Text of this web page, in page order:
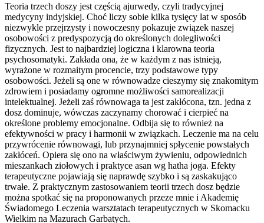
Teoria trzech doszy jest częścią ajurwedy, czyli tradycyjnej
medycyny indyjskiej. Choć liczy sobie kilka tysięcy lat w sposób
niezwykle przejrzysty i nowoczesny pokazuje związek naszej
osobowości z predyspozycją do określonych dolegliwości
fizycznych. Jest to najbardziej logiczna i klarowna teoria
psychosomatyki. Zakłada ona, że w każdym z nas istnieją,
wyrażone w rozmaitym procencie, trzy podstawowe typy
osobowości. Jeżeli są one w równowadze cieszymy się znakomitym
zdrowiem i posiadamy ogromne możliwości samorealizacji
intelektualnej. Jeżeli zaś równowaga ta jest zakłócona, tzn. jedna z
dosz dominuje, wówczas zaczynamy chorować i cierpieć na
określone problemy emocjonalne. Odbija się to również na
efektywności w pracy i harmonii w związkach. Leczenie ma na celu
przywrócenie równowagi, lub przynajmniej spłycenie powstałych
zakłóceń. Opiera się ono na właściwym żywieniu, odpowiednich
mieszankach ziołowych i praktyce asan wg hatha joga. Efekty
terapeutyczne pojawiają się naprawdę szybko i są zaskakująco
trwałe. Z praktycznym zastosowaniem teorii trzech dosz będzie
można spotkać się na proponowanych przeze mnie i Akademię
Świadomego Leczenia warsztatach terapeutycznych w Skomacku
Wielkim na Mazurach Garbatych.